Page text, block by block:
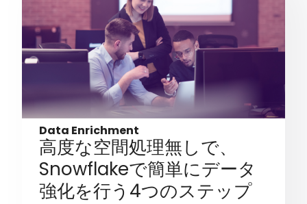
Data Enrichment
高度な空間処理無しで、
Snowflakeで簡単にデータ
強化を行う4つのステップ